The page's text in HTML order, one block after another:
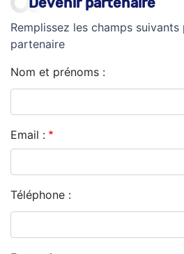
Remplissez les champs
partenaire
Nom et prénoms :
Email :
Téléphone :